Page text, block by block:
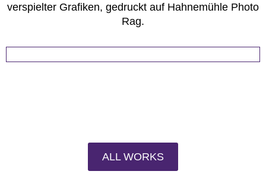
verspielter Grafiken, gedruckt auf Hahnemühle Photo
Rag.
ALL WORKS